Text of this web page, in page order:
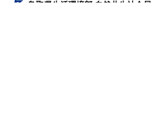
鳥取県生活環境部 自然共生社会局